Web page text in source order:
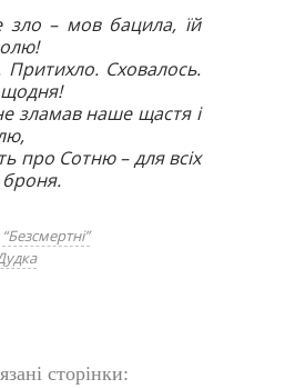
зло – мов бацила, їй
Притихло. Сховалось.
зламав наше щастя і
про Сотню – для всіх
“Безсмертні”
сторінки: